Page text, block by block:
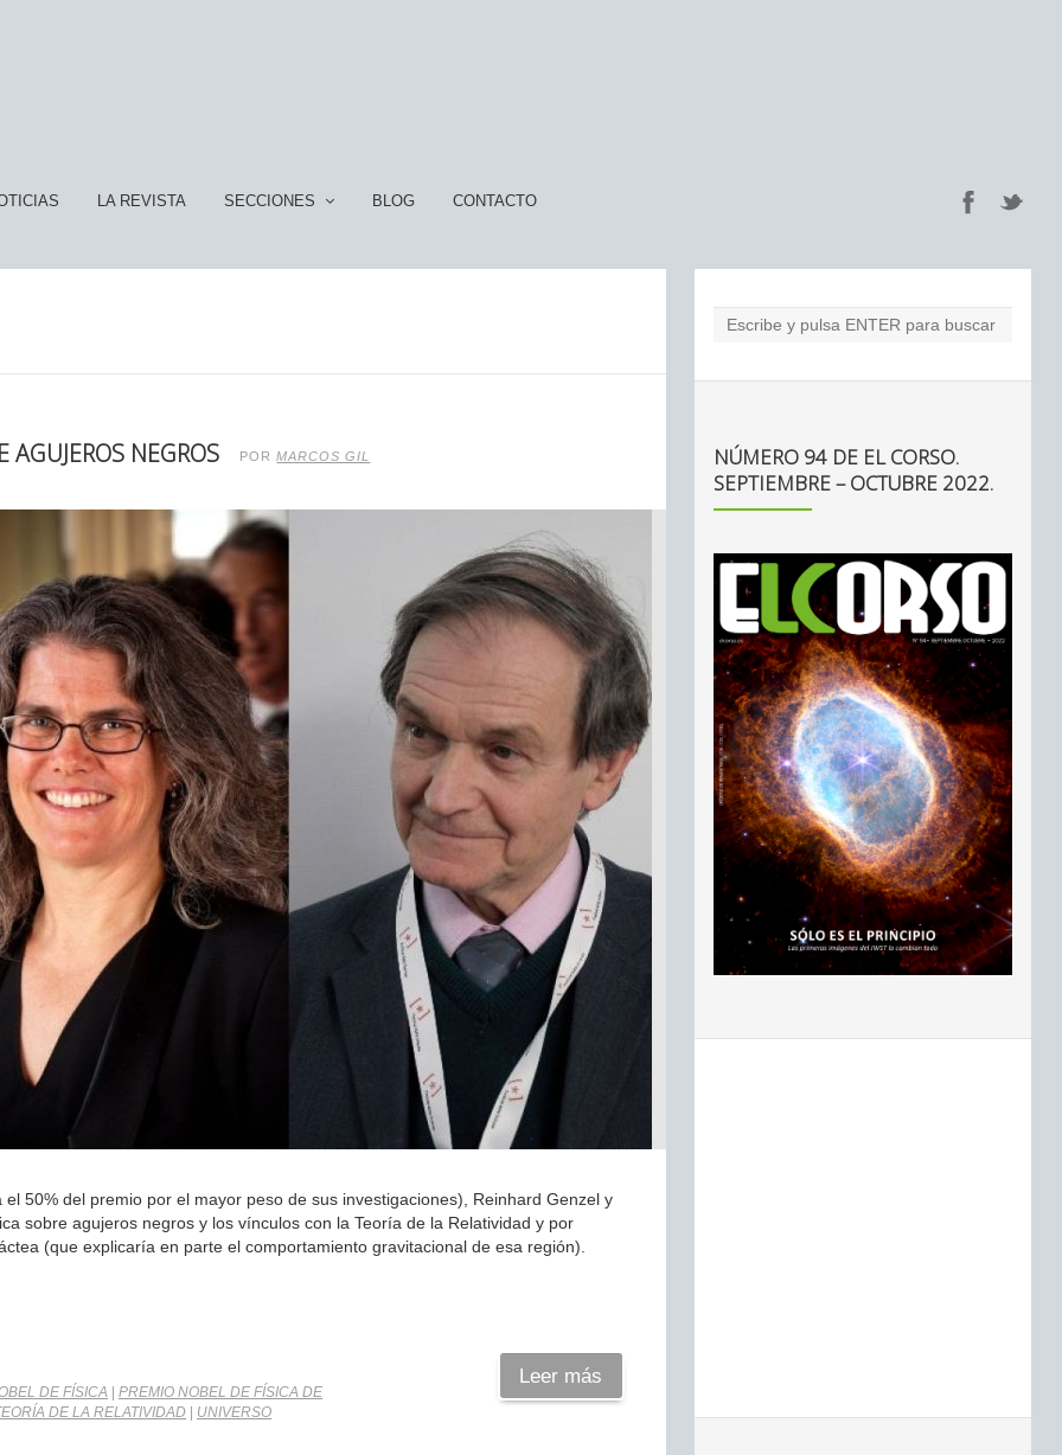
LA REVISTA SECCIONES BLOG CONTACTO
AGUJEROS NEGROS PORMARCOS GIL
50% del premio por el mayor peso de sus investigaciones), Reinhard Genzel y
sobre agujeros negros y los vínculos con la Teoría de la Relatividad y por
(que explicaría en parte el comportamiento gravitacional de esa región).
DE FÍSICA
PREMIO NOBEL DE FÍSICA DE
DE LA RELATIVIDAD
UNIVERSO
Leer más
NÚMERO 94 DE EL CORSO.
SEPTIEMBRE – OCTUBRE 2022.